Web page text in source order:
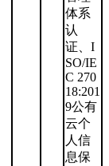
体系
认
证、I
SO/IE
C 270
18:201
9公有
云个
人信
息保